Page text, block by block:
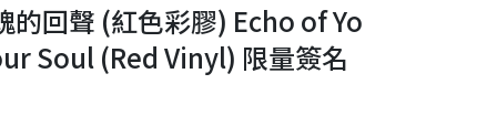
的回聲 (紅色彩膠) Echo of Yo
Soul (Red Vinyl) 限量簽名